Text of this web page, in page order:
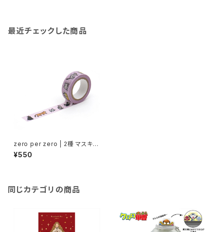
最近チェックした商品
zero per zero | 2種 マスキン
グテープ キャット ドッグ | 2 TY
PES Masking tape cat dog
¥550
同じカテゴリの商品